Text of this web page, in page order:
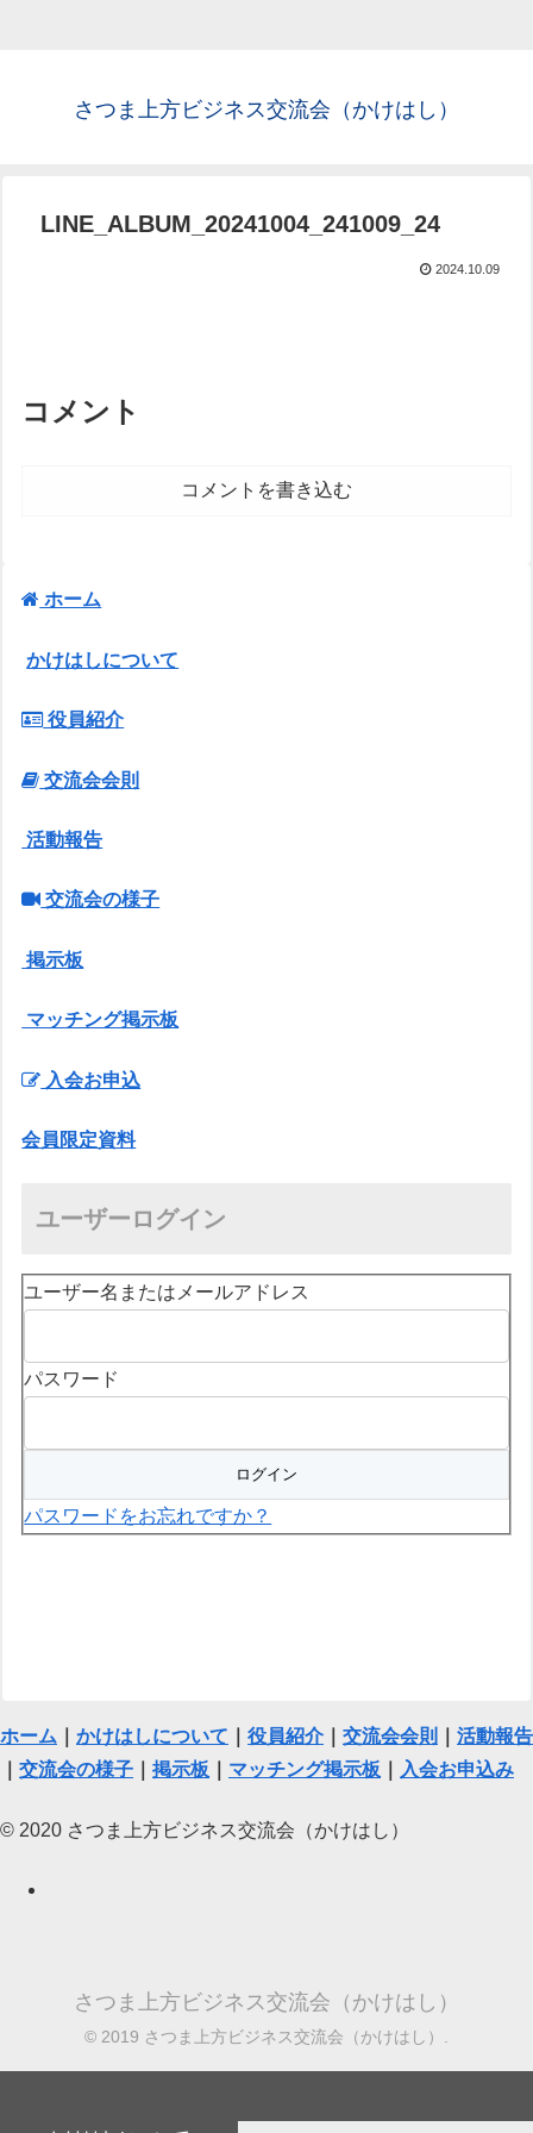
さつま上方ビジネス交流会（かけはし）
LINE_ALBUM_20241004_241009_24
2024.10.09
コメント
コメントを書き込む
ホーム
かけはしについて
役員紹介
交流会会則
活動報告
交流会の様子
掲示板
マッチング掲示板
入会お申込
会員限定資料
ユーザーログイン
ユーザー名またはメールアドレス
パスワード
パスワードをお忘れですか？
ホーム かけはしについて 役員紹介｜ 交流会会則
活動報告
交流会の様子 掲示板 マッチング掲示板 入会お申込み
© 2020 さつま上方ビジネス交流会（かけはし）
さつま上方ビジネス交流会（かけはし）
© 2019 さつま上方ビジネス交流会（かけはし）.